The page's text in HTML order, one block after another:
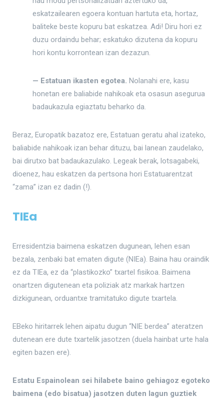
eskatzailearen egoera kontuan hartuta eta, hortaz,
baliteke beste kopuru bat eskatzea. Adi! Diru hori ez
duzu ordaindu behar; eskatuko dizutena da kopuru
hori kontu korrontean izan dezazun.
— Estatuan ikasten egotea. Nolanahi ere, kasu
honetan ere baliabide nahikoak eta osasun asegurua
badaukazula egiaztatu beharko da.
Beraz, Europatik bazatoz ere, Estatuan geratu ahal izateko,
baliabide nahikoak izan behar dituzu, bai lanean zaudelako,
bai dirutxo bat badaukazulako. Legeak berak, lotsagabeki,
dioenez, hau eskatzen da pertsona hori Estatuarentzat
“zama” izan ez dadin (!).
TIEa
Erresidentzia baimena eskatzen dugunean, lehen esan
bezala, zenbaki bat ematen digute (NIEa). Baina hau oraindik
ez da TIEa, ez da “plastikozko” txartel fisikoa. Baimena
onartzen digutenean eta poliziak atz markak hartzen
dizkigunean, orduantxe tramitatuko digute txartela.
EBeko hiritarrek lehen aipatu dugun “NIE berdea” ateratzen
dutenean ere dute txartelik jasotzen (duela hainbat urte hala
egiten bazen ere).
Estatu Espainolean sei hilabete baino gehiagoz egoteko
baimena (edo bisatua) jasotzen duten lagun guztiek